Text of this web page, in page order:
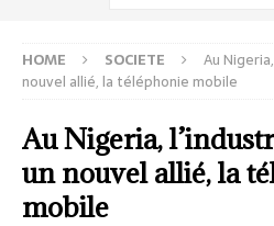
HOME SOCIETE
Au
nouvel allié, la téléphonie mobile
Au Nigeria,
un nouvel allié, la
mobile